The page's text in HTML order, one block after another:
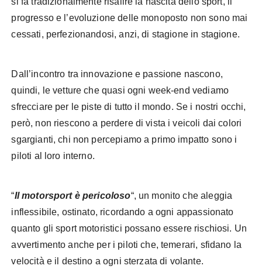
progresso e l’evoluzione delle monoposto non sono mai
cessati, perfezionandosi, anzi, di stagione in stagione.
Dall’incontro tra innovazione e passione nascono,
quindi, le vetture che quasi ogni week-end vediamo
sfrecciare per le piste di tutto il mondo. Se i nostri occhi,
però, non riescono a perdere di vista i veicoli dai colori
sgargianti, chi non percepiamo a primo impatto sono i
piloti al loro interno.
“Il motorsport è pericoloso“, un monito che aleggia
inflessibile, ostinato, ricordando a ogni appassionato
quanto gli sport motoristici possano essere rischiosi. Un
avvertimento anche per i piloti che, temerari, sfidano la
velocità e il destino a ogni sterzata di volante.